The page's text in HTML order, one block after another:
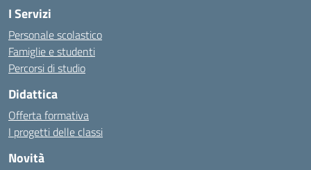
I Servizi
Personale scolastico
Famiglie e studenti
Percorsi di studio
Didattica
Offerta formativa
I progetti delle classi
Novità